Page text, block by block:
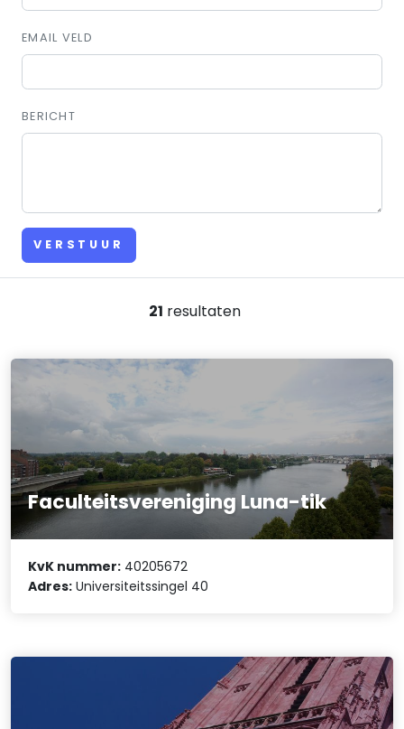
EMAIL VELD
BERICHT
VERSTUUR
21 resultaten
Faculteitsvereniging Luna-tik
KvK nummer: 40205672
Adres: Universiteitssingel 40